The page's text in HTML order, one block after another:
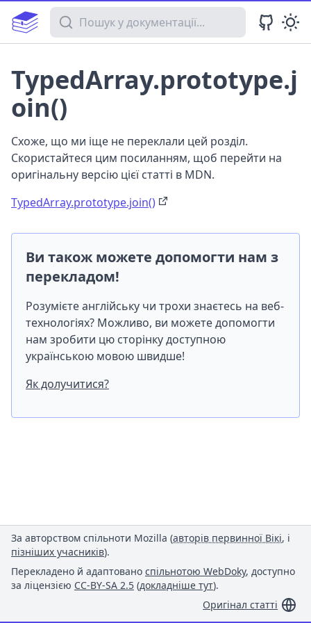
Пошук у документації
TypedArray.prototype.j
oin()
Схоже, що ми іще не переклали цей розділ.
Скористайтеся цим посиланням, щоб перейти на
оригінальну версію цієї статті в MDN.
TypedArray.prototype.join()
Ви також можете допомогти нам з
перекладом!
Розумієте англійську чи трохи знаєтесь на веб-
технологіях? Можливо, ви можете допомогти
нам зробити цю сторінку доступною
українською мовою швидше!
Як долучитися?
За авторством спільноти Mozilla (авторів первинної Вікі, і
пізніших учасників).
Перекладено й адаптовано спільнотою WebDoky, доступно
за ліцензією CC-BY-SA 2.5 (докладніше тут).
Оригінал статті